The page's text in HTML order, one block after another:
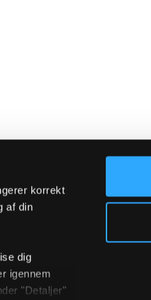
korrekt
af din
dig
igennem
"Detaljer"